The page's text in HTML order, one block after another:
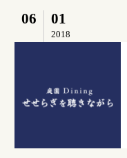
06 01
2018